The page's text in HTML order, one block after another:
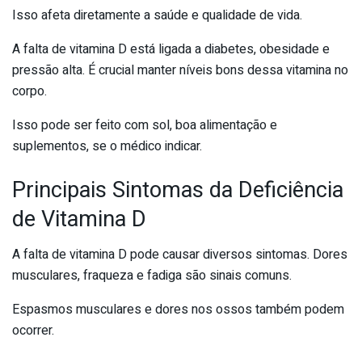
Isso afeta diretamente a saúde e qualidade de vida.
A falta de vitamina D está ligada a diabetes, obesidade e
pressão alta. É crucial manter níveis bons dessa vitamina no
corpo.
Isso pode ser feito com sol, boa alimentação e
suplementos, se o médico indicar.
Principais Sintomas da Deficiência
de Vitamina D
A falta de vitamina D pode causar diversos sintomas. Dores
musculares, fraqueza e fadiga são sinais comuns.
Espasmos musculares e dores nos ossos também podem
ocorrer.